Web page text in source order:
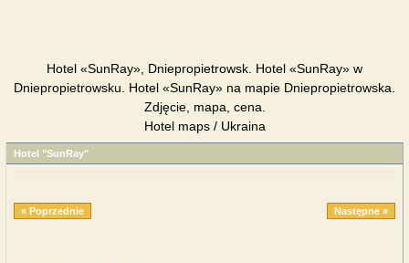
Hotel «SunRay», Dniepropietrowsk. Hotel «SunRay» w
Dniepropietrowsku. Hotel «SunRay» na mapie Dniepropietrowska.
Zdjęcie, mapa, cena.
Hotel maps / Ukraina
Hotel "SunRay"
« Poprzednie Następne »